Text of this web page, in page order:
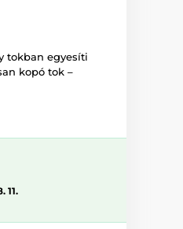
tokban egyesíti
kopó tok –
11.